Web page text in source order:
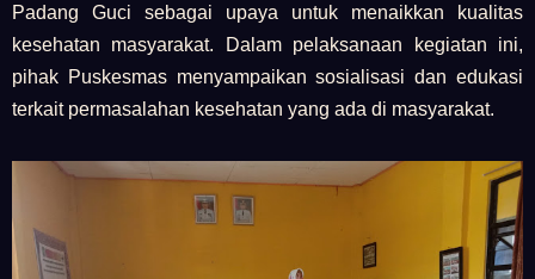
Padang Guci sebagai upaya untuk menaikkan kualitas
kesehatan masyarakat. Dalam pelaksanaan kegiatan ini,
pihak Puskesmas menyampaikan sosialisasi dan edukasi
terkait permasalahan kesehatan yang ada di masyarakat.